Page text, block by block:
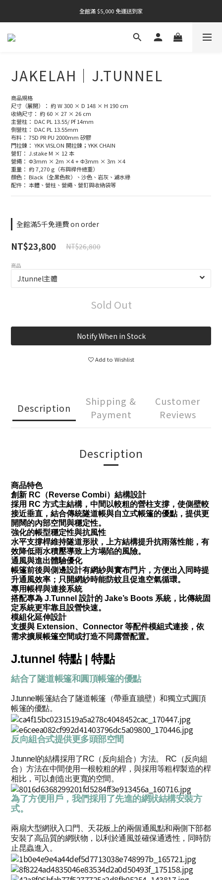
全館滿 $5,000 免運送到家
全館滿 $5,000 免運送到家
全館滿 $5,000 免運送到家
全館滿 $5,000 免運送到家
JAKELAH｜J.TUNNEL
商品規格
尺寸（展開）： 約 W 300 × D 148 × H 190 cm
收納尺寸： 約 60 × 27 × 26 cm
主營柱： DAC PL 13.55/ Pf 14mm
側營柱： DAC PL 13.55mm
布料： 75D PR PU 2000mm 矽膠
門拉鍊： YKK VISLON 開拉鍊；YKK CHAIN
營釘： J.stake M × 12 本
營繩： Φ3mm × 2m ×4 + Φ3mm × 3m ×4
重量： 約 7,270 g（布與桿件總重）
顏色： Black（全黑色款）、沙色、岩灰、湖水綠
配件： 本體、營柱、營繩、營釘與收納袋等
全館滿5千免運費 on order
NT$26,800
NT$23,800
商品
Sold Out
Notify When in Stock
Add to Wishlist
Description
Shipping &
Payment
Customer
Reviews
Description
商品特色
創新 RC（Reverse Combi）結構設計
採用 RC 方式主結構，中間以較粗的營柱支撐，使側壁較
接近垂直，結合傳統隧道帳與自立式帳篷的優點，提供更
開闊的內部空間與穩定性。
強化的帳型穩定性與抗風性
水平支撐桿維持隧道形狀，上方結構提升抗雨落性能，有
效降低雨水積壓導致上方塌陷的風險。
通風與進出體驗優化
帳篷前後與側邊設計有網紗與實布門片，方便出入同時提
升通風效率；只開網紗時能防蚊且促進空氣循環。
專用帳桿與連接系統
搭配專為 J.Tunnel 設計的 Jake’s Boots 系統，比傳統固
定系統更牢靠且設營快速。
模組化延伸設計
支援與 Extension、Connector 等配件模組式連接，依
需求擴展帳篷空間或打造不同露營配置。
J.tunnel 特點 | 特點
結合了隧道帳篷和圓頂帳篷的優點
J.tunnel帳篷結合了隧道帳篷（帶垂直牆壁）和獨立式圓頂
帳篷的優點。
反向組合式提供更多頭部空間
J.tunnel的結構採用了RC（反向組合）方法。 RC（反向組
合）方法在中間使用一根較粗的桿，與採用等粗桿製造的桿
相比，可以創造出更寬的空間。
為了方便用戶，我們採用了先進的網狀結構安裝方
式。
兩扇大型網狀入口門、天花板上的兩個通風點和兩側下部都
安裝了高品質的網狀物，以利於通風並確保通透性，同時防
止昆蟲進入。